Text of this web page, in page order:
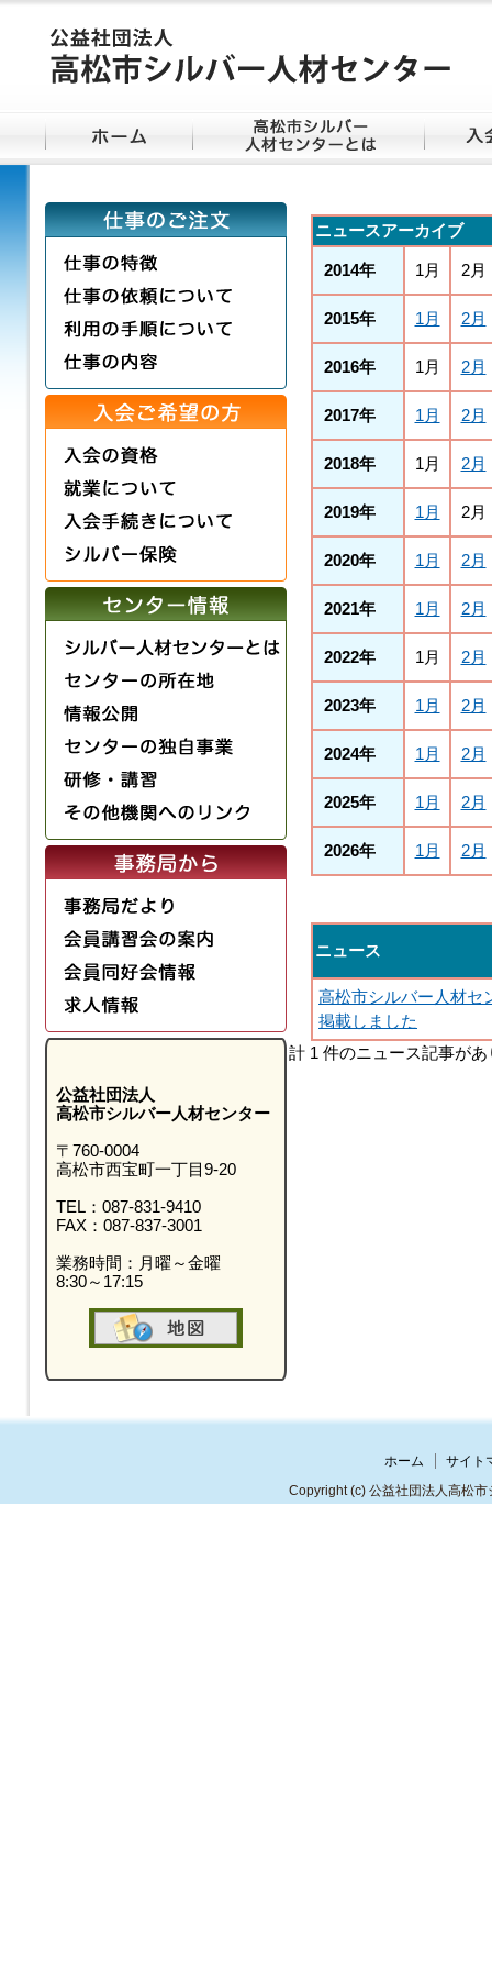
公益社団法人
高松市シルバー人材センター
〒760-0004
高松市西宝町一丁目9-20
TEL：087-831-9410
FAX：087-837-3001
業務時間：月曜～金曜
8:30～17:15
ニュースアーカイブ
2014年 1月 2月
2015年 1月 2月
2016年 1月 2月
2017年 1月 2月
2018年 1月 2月
2019年 1月 2月
2020年 1月 2月
2021年 1月 2月
2022年 1月 2月
2023年 1月 2月
2024年 1月 2月
2025年 1月 2月
2026年 1月 2月
ニュース
高松市シルバー人材セ
掲載しました
計 1 件のニュース記事があ
ホーム
サイト
Copyright(c) 公益社団法人高松市